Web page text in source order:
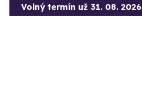
Volný termín už 31. 08. 2026